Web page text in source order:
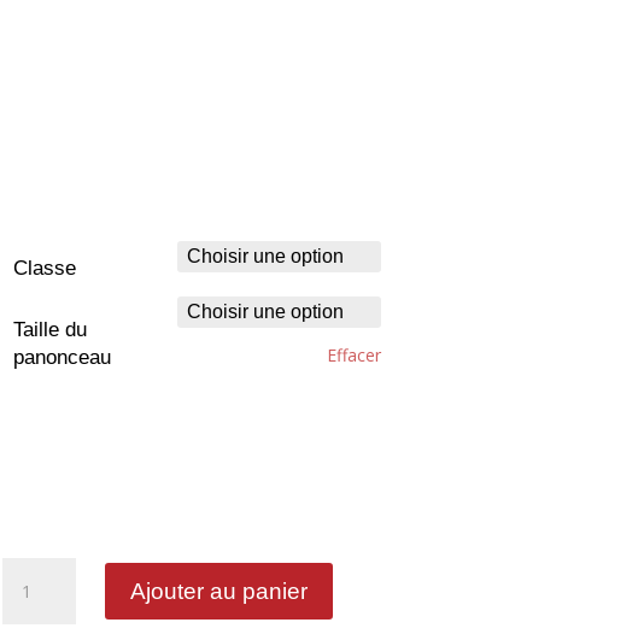
Classe
Taille du
panonceau
Effacer
Ajouter au panier